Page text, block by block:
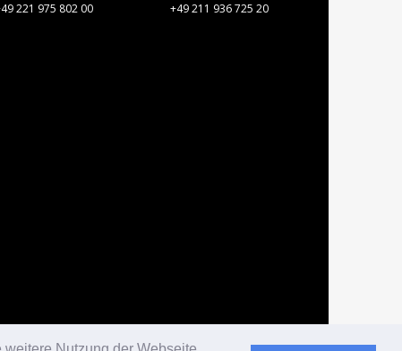
221 975 802 00
+49 211 936 725 20